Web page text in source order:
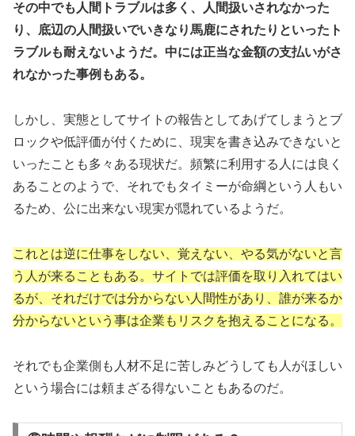
その中でも人間トラブルは多く、人間扱いされなかった
り、底辺の人間扱いでいきなり馬鹿にされたりといったト
ラブルも耐えないようだ。中には正当な金額の支払いがさ
れなかった事例もある。
しかし、実態としてサイトの報告としてあげてしまうとブ
ロックや低評価が付くために、現実を書き込みできないと
いったことも多々ある現状だ。頻繁に利用する人には良く
あることのようで、それでもタイミーが命綱という人もい
るため、公に出来ない現実が隠れているようだ。
これとは逆に仕事をしない、覚えない、やる気がないと言
う人が来ることもある。サイトでは評価を取り入れてはい
るが、それだけでは分からない人間性があり、誰が来るか
分からないという事は企業もリスクを抱えることになる。
それでも企業側も人材不足に苦しみどうしても人がほしい
という場合には頼まざる得ないこともあるのだ。